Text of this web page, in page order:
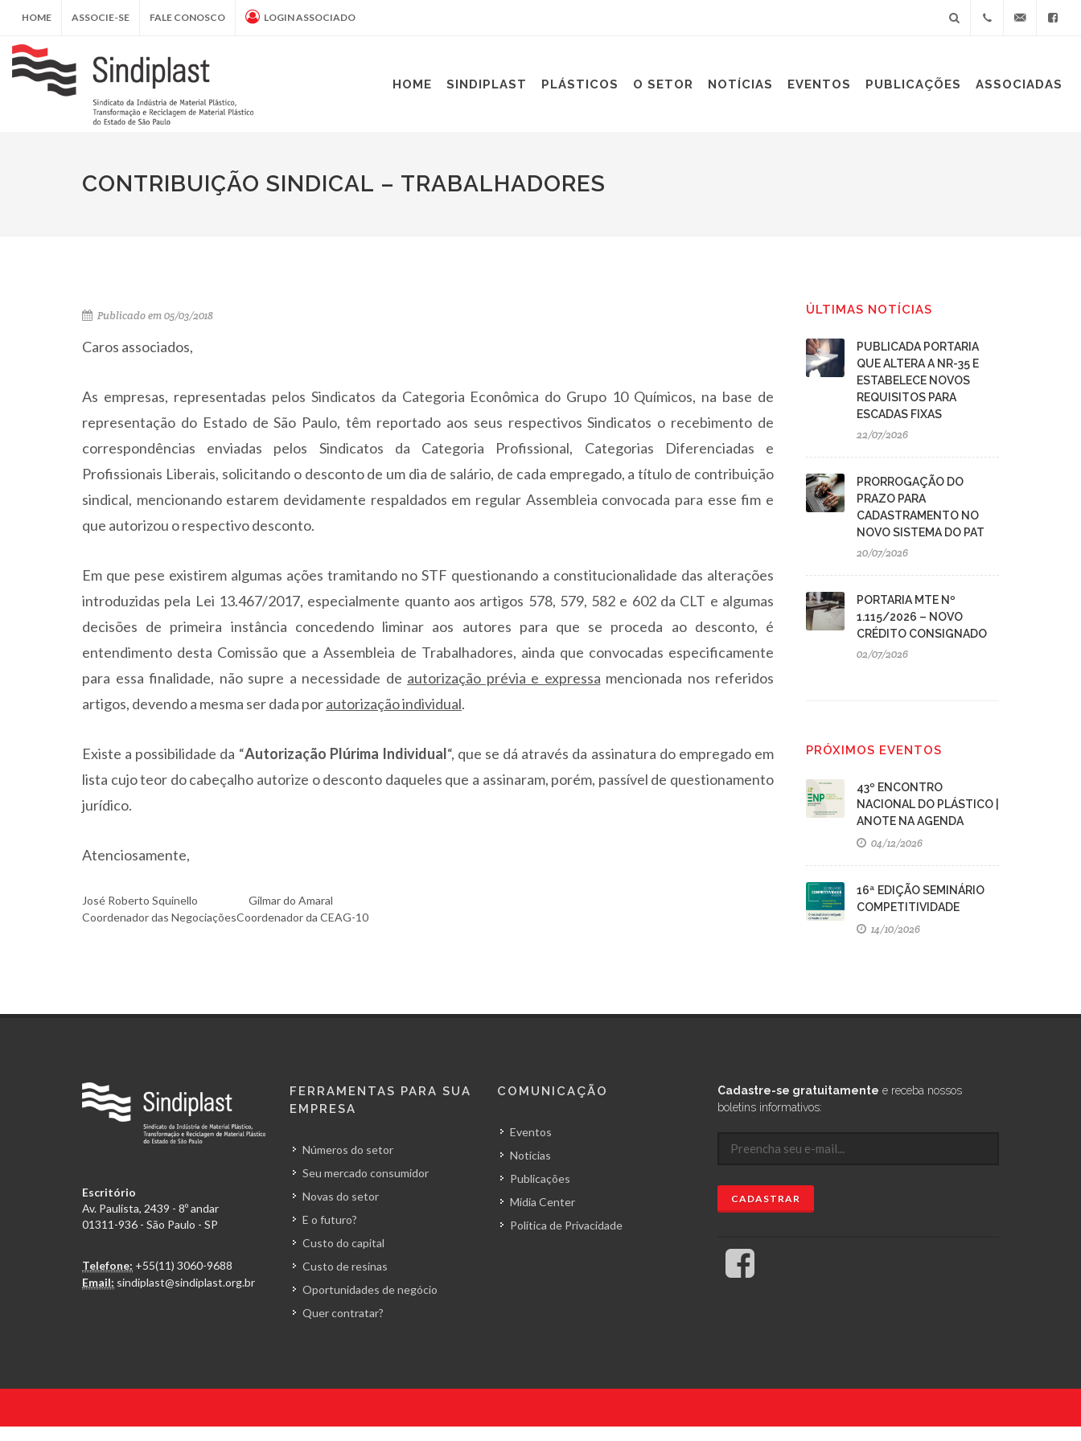
HOME ASSOCIE-SE FALE CONOSCO LOGIN ASSOCIADO
3060-
HOME SINDIPLAST PLÁSTICOS O SETOR NOTÍCIAS EVENTOS PUBLICAÇÕES ASSOCIADAS
CONTRIBUIÇÃO SINDICAL – TRABALHADORES
Publicado em 05/03/2018
Caros associados,
As empresas, representadas pelos Sindicatos da Categoria Econômica do Grupo 10 Químicos, na base de
representação do Estado de São Paulo, têm reportado aos seus respectivos Sindicatos o recebimento de
correspondências enviadas pelos Sindicatos da Categoria Profissional, Categorias Diferenciadas e
Profissionais Liberais, solicitando o desconto de um dia de salário, de cada empregado, a título de contribuição
sindical, mencionando estarem devidamente respaldados em regular Assembleia convocada para esse fim e
que autorizou o respectivo desconto.
Em que pese existirem algumas ações tramitando no STF questionando a constitucionalidade das alterações
introduzidas pela Lei 13.467/2017, especialmente quanto aos artigos 578, 579, 582 e 602 da CLT e algumas
decisões de primeira instância concedendo liminar aos autores para que se proceda ao desconto, é
entendimento desta Comissão que a Assembleia de Trabalhadores, ainda que convocadas especificamente
para essa finalidade, não supre a necessidade de autorização prévia e expressa mencionada nos referidos
artigos, devendo a mesma ser dada porautorização individual.
Existe a possibilidade da “Autorização Plúrima Individual“, que se dá através da assinatura do empregado em
lista cujo teor do cabeçalho autorize o desconto daqueles que a assinaram, porém, passível de questionamento
jurídico.
Atenciosamente,
José Roberto Squinello
Coordenador das Negociações
Gilmar do Amaral
Coordenador da CEAG-10
ÚLTIMAS NOTÍCIAS
PUBLICADA PORTARIA
QUE ALTERA A NR-35 E
ESTABELECE NOVOS
REQUISITOS PARA
ESCADAS FIXAS
22/07/2026
PRORROGAÇÃO DO
PRAZO PARA
CADASTRAMENTO NO
NOVO SISTEMA DO PAT
20/07/2026
PORTARIA MTE Nº
1.115/2026 – NOVO
CRÉDITO CONSIGNADO
02/07/2026
PRÓXIMOS EVENTOS
43º ENCONTRO
NACIONAL DO PLÁSTICO |
ANOTE NA AGENDA
04/12/2026
16ª EDIÇÃO SEMINÁRIO
COMPETITIVIDADE
14/10/2026
Escritório
Av. Paulista, 2439 - 8º andar
01311-936 - São Paulo - SP
Telefone: +55(11) 3060-9688
Email: sindiplast@sindiplast.org.br
FERRAMENTAS PARA SUA
EMPRESA
Números do setor
Seu mercado consumidor
Novas do setor
E o futuro?
Custo do capital
Custo de resinas
Oportunidades de negócio
Quer contratar?
COMUNICAÇÃO
Eventos
Notícias
Publicações
Mídia Center
Política de Privacidade
Cadastre-se gratuitamente e receba nossos
boletins informativos:
© 2026 Todos os direitos reservados. Sindiplast.